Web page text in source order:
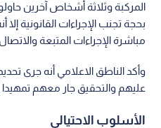
المركبة وثلاثة أشخاص آخرين
بحجة تجنب الإجراءات القانونية
مباشرة الإجراءات المتبعة والاتصال
وأكد الناطق الاعلامي أنه جرى
عليهم والتحقيق جار معهم تمهيدا
الأسلوب الاحتيالي